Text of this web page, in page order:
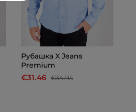
Рубашка X Jeans
Premium
€31.46 €34.95